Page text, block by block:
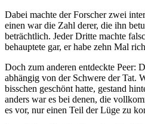
Dabei machte der Forscher zwei
einen war die Zahl derer, die ihn
beträchtlich. Jeder Dritte machte
behauptete gar, er habe zehn Mal
Doch zum anderen entdeckte Peer:
abhängig von der Schwere der Tat.
bisschen geschönt hatte, gestand
anders war es bei denen, die
es vor, nur einen Teil der Lüge zu